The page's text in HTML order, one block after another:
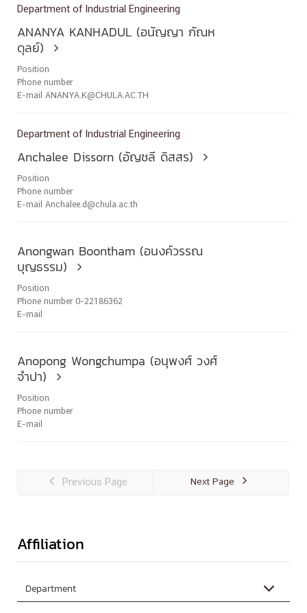
Department of Industrial Engineering
ANANYA KANHADUL (อนัญญา กัณห
ดุลย์)

Position
Phone number
E-mail ANANYA.K@CHULA.AC.TH
Department of Industrial Engineering
Anchalee Dissorn (อัญชลี ดิสสร) 
Position
Phone number
E-mail Anchalee.d@chula.ac.th
Anongwan Boontham (อนงค์วรรณ
บุญธรรม)

Position
Phone number 0-22186362
E-mail
Anopong Wongchumpa (อนุพงศ์ วงศ์
จำปา)

Position
Phone number
E-mail
 Previous Page Next Page 
Affiliation